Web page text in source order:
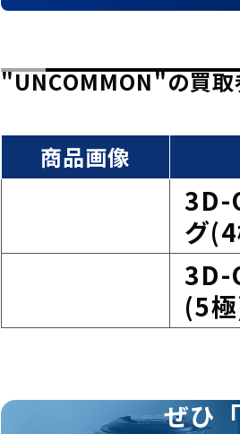
"UNCOMMON"の買取
商品画像
3D-
グ
3D-
(5
ぜひ